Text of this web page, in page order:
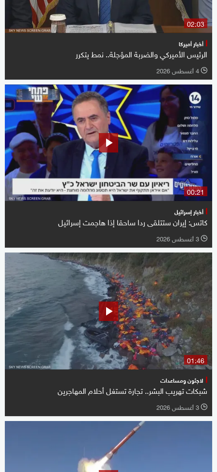
02:03
أخبار أميركا
الرئيس الأميركي والضربة المؤجلة.. نمط يتكرر
l 4 أغسطس 2026
00:21
أخبار إسرائيل
كاتس: إيران ستتلقى ردا ساحقا إذا هاجمت إسرائيل
l 3 أغسطس 2026
01:46
لاجئون ومساعدات
شبكات تهريب البشر.. تجارة تستغل أحلام المهاجرين
l 3 أغسطس 2026